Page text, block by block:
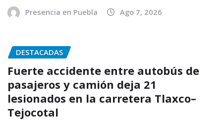
Presencia en Puebla Ago 7, 2026
DESTACADAS
Fuerte accidente entre autobús de
pasajeros y camión deja 21
lesionados en la carretera Tlaxco–
Tejocotal